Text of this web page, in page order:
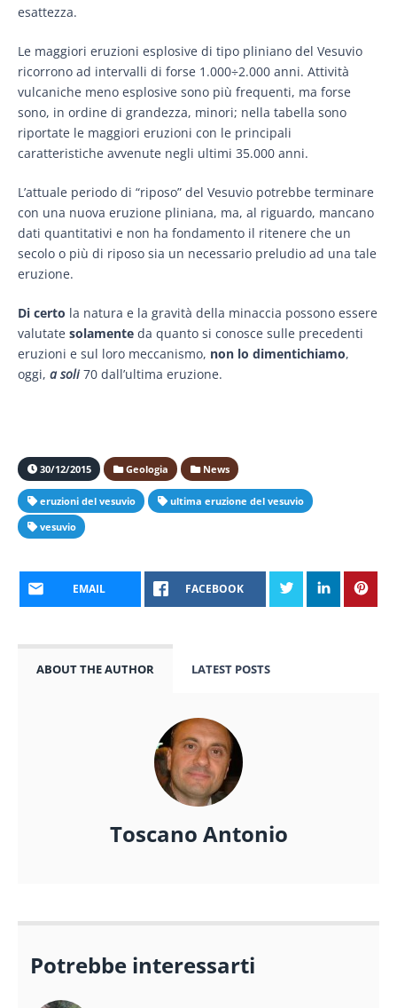
esattezza.
Le maggiori eruzioni esplosive di tipo pliniano del Vesuvio
ricorrono ad intervalli di forse 1.000÷2.000 anni. Attività
vulcaniche meno esplosive sono più frequenti, ma forse
sono, in ordine di grandezza, minori; nella tabella sono
riportate le maggiori eruzioni con le principali
caratteristiche avvenute negli ultimi 35.000 anni.
L’attuale periodo di “riposo” del Vesuvio potrebbe terminare
con una nuova eruzione pliniana, ma, al riguardo, mancano
dati quantitativi e non ha fondamento il ritenere che un
secolo o più di riposo sia un necessario preludio ad una tale
eruzione.
Di certo la natura e la gravità della minaccia possono essere
valutate solamente da quanto si conosce sulle precedenti
eruzioni e sul loro meccanismo, non lo dimentichiamo,
oggi, a soli70 dall’ultima eruzione.
30/12/2015 Geologia News
eruzioni del vesuvio
ultima eruzione del vesuvio
vesuvio
EMAIL FACEBOOK
ABOUT THE AUTHOR LATEST POSTS
Toscano Antonio
Potrebbe interessarti